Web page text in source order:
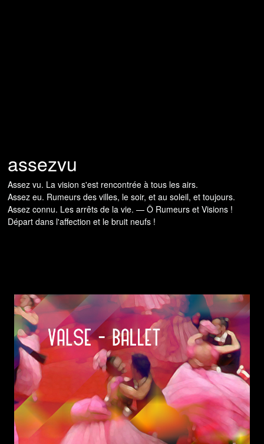
assezvu
Assez vu. La vision s'est rencontrée à tous les airs.
Assez eu. Rumeurs des villes, le soir, et au soleil, et toujours.
Assez connu. Les arrêts de la vie. — Ô Rumeurs et Visions !
Départ dans l'affection et le bruit neufs !